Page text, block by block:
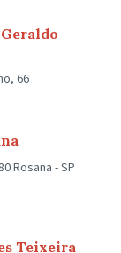
66
Rosana - SP
Teixeira